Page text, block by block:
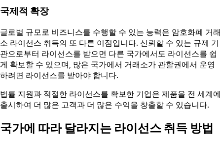
국제적 확장
글로벌 규모로 비즈니스를 수행할 수 있는 능력은 암호화폐 거래
소 라이선스 취득의 또 다른 이점입니다. 신뢰할 수 있는 규제 기
관으로부터 라이선스를 받으면 다른 국가에서도 라이선스를 쉽
게 확보할 수 있으며, 많은 국가에서 거래소가 관할권에서 운영
하려면 라이선스를 받아야 합니다.
법률 지원과 적절한 라이선스를 확보한 기업은 제품을 전 세계에
출시하여 더 많은 고객과 더 많은 수익을 창출할 수 있습니다.
국가에 따라 달라지는 라이선스 취득 방법